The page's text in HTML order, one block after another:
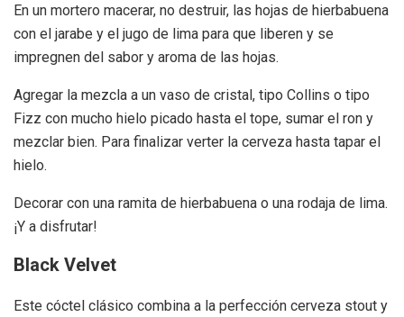
En un mortero macerar, no destruir, las hojas de hierbabuena
con el jarabe y el jugo de lima para que liberen y se
impregnen del sabor y aroma de las hojas.
Agregar la mezcla a un vaso de cristal, tipo Collins o tipo
Fizz con mucho hielo picado hasta el tope, sumar el ron y
mezclar bien. Para finalizar verter la cerveza hasta tapar el
hielo.
Decorar con una ramita de hierbabuena o una rodaja de lima.
¡Y a disfrutar!
Black Velvet
Este cóctel clásico combina a la perfección cerveza stout y